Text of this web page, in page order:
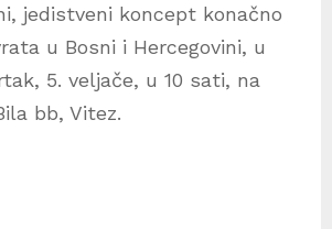
jedistveni koncept konačno
u Bosni i Hercegovini, u
5. veljače, u 10 sati, na
bb, Vitez.